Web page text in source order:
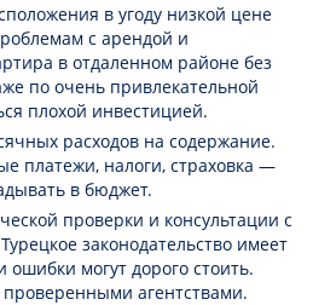
в угоду низкой цене
с арендой и
в отдаленном районе без
по очень привлекательной
плохой инвестицией.
расходов на содержание.
платежи, налоги, страховка —
в бюджет.
проверки и консультации с
законодательство имеет
ошибки могут дорого стоить.
проверенными агентствами.